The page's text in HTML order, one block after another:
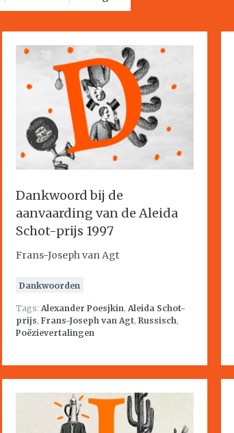
Dankwoord bij de
aanvaarding van de Aleida
Schot-prijs 1997
Frans-Joseph van Agt
Dankwoorden
Tags: Alexander Poesjkin, Aleida Schot-
prijs, Frans-Joseph van Agt, Russisch,
Poëzievertalingen